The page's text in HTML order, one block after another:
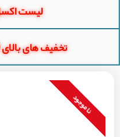
لیست
تخفیف های بالای 50 درصد قطعات تبلت
نا موجود